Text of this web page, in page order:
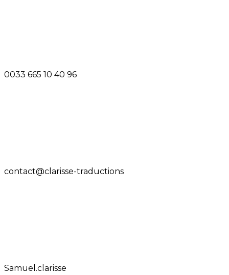
0033 665 10 40 96
contact@clarisse-traductions
Samuel.clarisse